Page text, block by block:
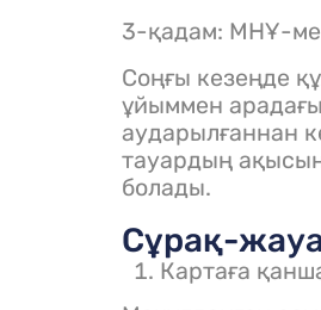
3-қадам: МНҰ-
Соңғы кезеңде
ұйыммен
аударылғаннан
тауардың
болады.
Сұрақ-
Картаға